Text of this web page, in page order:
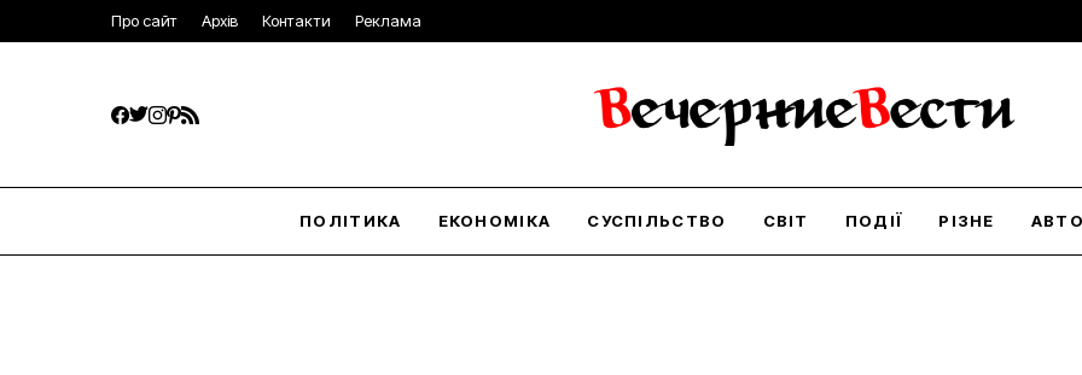
Про сайт Архів Контакти Реклама
ПОЛІТИКА ЕКОНОМІКА СУСПІЛЬСТВО СВІТ ПОДІЇ РІЗНЕ АВТО